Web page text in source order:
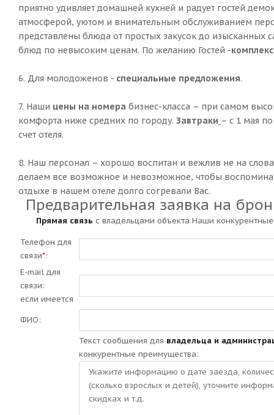
приятно удивляет домашней кухней и радует гостей
атмосферой, уютом и внимательным обслуживанием
представлены блюда от простых закусок до изысканных
блюд по невысоким ценам. По желанию Гостей -
6. Для молодоженов - специальные предложения.
7. Наши цены на номера бизнес-класса – при самом
комфорта ниже средних по городу. Завтраки – с 1 мая по
счет отеля.
8. Наш персонал – хорошо воспитан и вежлив не на
делаем все возможное и невозможное, чтобы
отдыхе в нашем отеле долго согревали Вас.
Предварительная заявка на
Прямая связь с владельцами объекта Наши
Телефон для
связи*:
E-mail для
связи:
если имеется
ФИО:
Текст сообщения для владельца и
конкурентные преимущества: